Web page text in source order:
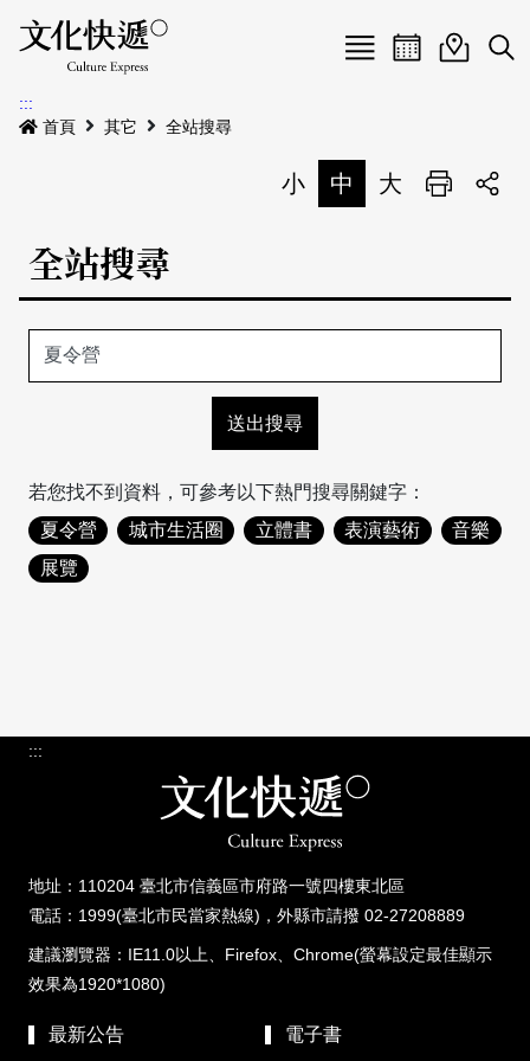
Menu
最新公告
本期專題
歷史專題
活動特區
活動列表
關於我們
刊物索取地點
訂閱文化快遞
刊登活動
網站導覽 English
日本語 登入/註冊
活動日曆活動地圖
展
:::
首頁
其它 全站搜尋
小 中 大 列印
全站搜尋
若您找不到資料，可參考以下熱門搜尋關鍵字：
夏令營
城市生活圈 立體書 表演藝術
音樂
展覽
:::
地址：110204 臺北市信義區市府路一號四樓東北區
電話：1999(臺北市民當家熱線)，外縣市請撥 02-27208889
建議瀏覽器：IE11.0以上、Firefox、Chrome(螢幕設定最佳顯示
效果為1920*1080)
最新公告 電子書